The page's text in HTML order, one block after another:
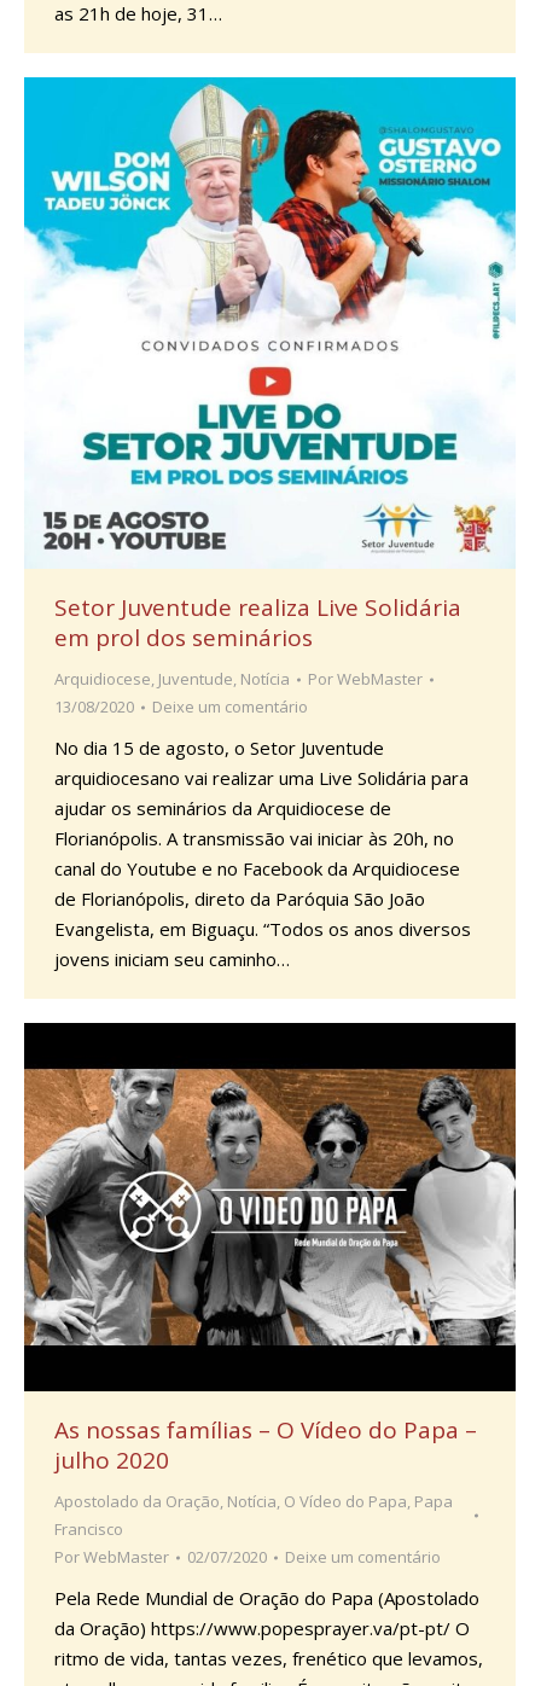
as 21h de hoje, 31…
Setor Juventude realiza Live Solidária
em prol dos seminários
Arquidiocese, Juventude, Notícia PorWebMaster
13/08/2020
Deixe um comentário
No dia 15 de agosto, o Setor Juventude
arquidiocesano vai realizar uma Live Solidária para
ajudar os seminários da Arquidiocese de
Florianópolis. A transmissão vai iniciar às 20h, no
canal do Youtube e no Facebook da Arquidiocese
de Florianópolis, direto da Paróquia São João
Evangelista, em Biguaçu. “Todos os anos diversos
jovens iniciam seu caminho…
As nossas famílias – O Vídeo do Papa –
julho 2020
Apostolado da Oração, Notícia, O Vídeo do Papa, Papa
Francisco
PorWebMaster 02/07/2020 Deixe um comentário
Pela Rede Mundial de Oração do Papa (Apostolado
da Oração) https://www.popesprayer.va/pt-pt/ O
ritmo de vida, tantas vezes, frenético que levamos,